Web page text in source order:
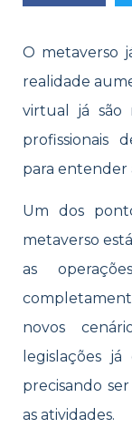
O metaverso
realidade
virtual já são
profissionais
para entender
Um dos
metaverso
as
novos
legislações
precisando
as atividades.